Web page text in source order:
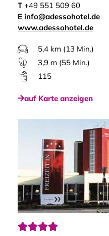
T+49 551 509 60
E info@adessohotel.de
www.adessohotel.de
5,4 km (13 Min.)
3,9 m (55 Min.)
115
auf Karte anzeigen
